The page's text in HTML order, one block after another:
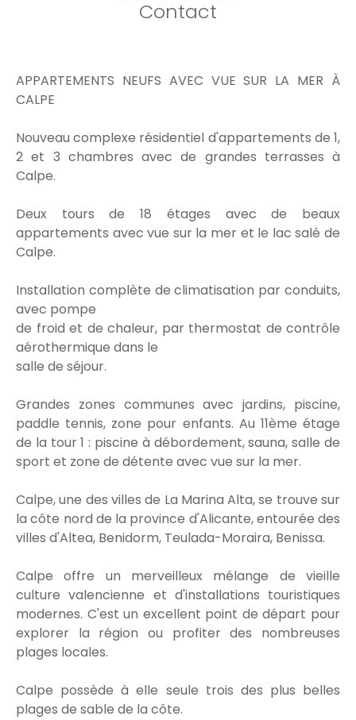
Contact
APPARTEMENTS NEUFS AVEC VUE SUR LA MER À
CALPE
Nouveau complexe résidentiel d'appartements de 1,
2 et 3 chambres avec de grandes terrasses à
Calpe.
Deux tours de 18 étages avec de beaux
appartements avec vue sur la mer et le lac salé de
Calpe.
Installation complète de climatisation par conduits,
avec pompe
de froid et de chaleur, par thermostat de contrôle
aérothermique dans le
salle de séjour.
Grandes zones communes avec jardins, piscine,
paddle tennis, zone pour enfants. Au 11ème étage
de la tour 1 : piscine à débordement, sauna, salle de
sport et zone de détente avec vue sur la mer.
Calpe, une des villes de La Marina Alta, se trouve sur
la côte nord de la province d'Alicante, entourée des
villes d'Altea, Benidorm, Teulada-Moraira, Benissa.
Calpe offre un merveilleux mélange de vieille
culture valencienne et d'installations touristiques
modernes. C'est un excellent point de départ pour
explorer la région ou profiter des nombreuses
plages locales.
Calpe possède à elle seule trois des plus belles
plages de sable de la côte.